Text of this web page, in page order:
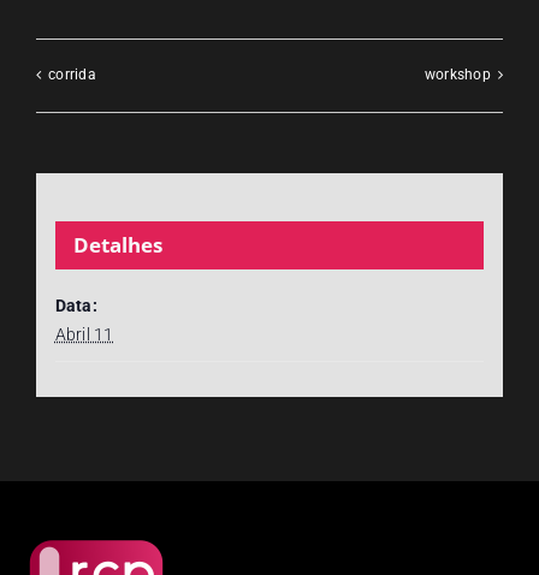
corrida workshop
Detalhes
Data:
Abril 11